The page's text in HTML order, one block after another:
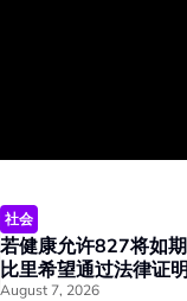
社会
若健康允许827将如期上庭
比里希望通过法律证
August 7, 2026